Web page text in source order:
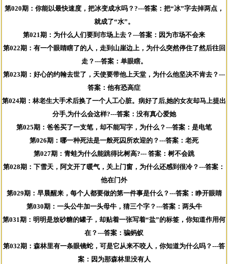
第020期：你能以最快速度，把冰变成水吗？?---答案：把“冰”字去掉两点，
就成了“水”。
第021期：为什么人们要到市场上去？---答案：因为市场不会来
第022期：有一个眼睛瞎了的人，走到山崖边上，为什么突然停住了然后往回
走？---答案：单眼瞎。
第023期：好心的约翰去世了，天使要带他上天堂，为什么他坚决不肯去？---
答案：他有恐高症
第024期：林老生大手术后换了一个人工心脏。病好了后,她的女友却马上提出
分手,为什么会这样?---答案：没有真心爱她
第025期：爸爸买了一支笔，却不能写字，为什么？---答案：是电笔
第026期：哪一种死法是一般死囚所欢迎的？---答案：老死
第027期：青蛙为什么能跳得比树高?--- 答案：树不会跳
第028期：下雪天，阿文开了暖气，关上门窗，为什么还感到很冷？---答案：
他在门外
第029期：早晨醒来，每个人都要做的第一件事是什么？---答案：睁开眼睛
第030期：一头公牛加一头母牛，猜三个字？---答案：两头牛
第031期：明明是放砂糖的罐子，却贴着一张写着“盐”的标签，你知道作用何
在？---答案：骗蚂蚁
第032期：森林里有一条眼镜蛇，可是它从来不咬人，你知道为什么吗？---答
案：因为那森林里没有人